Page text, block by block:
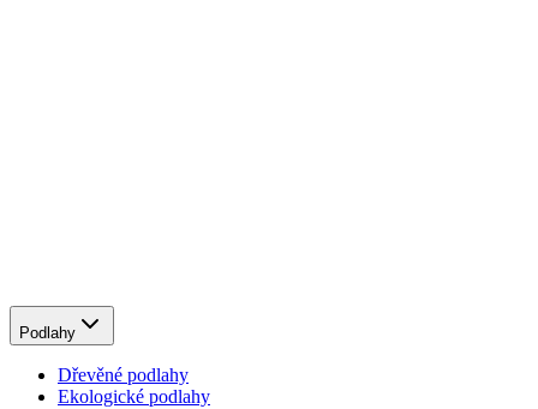
Podlahy
Dřevěné podlahy
Ekologické podlahy